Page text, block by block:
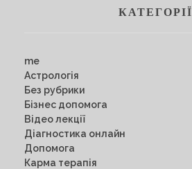
КАТЕГОРІЇ
me
Астрологія
Без рубрики
Бізнес допомога
Відео лекції
Діагностика онлайн
Допомога
Карма терапія